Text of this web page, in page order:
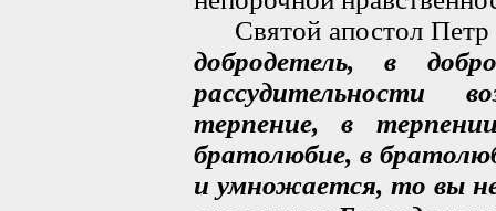
Святой апостол
добродетель, в
рассудительности
терпение, в
братолюбие, в
и умножается, то вы не